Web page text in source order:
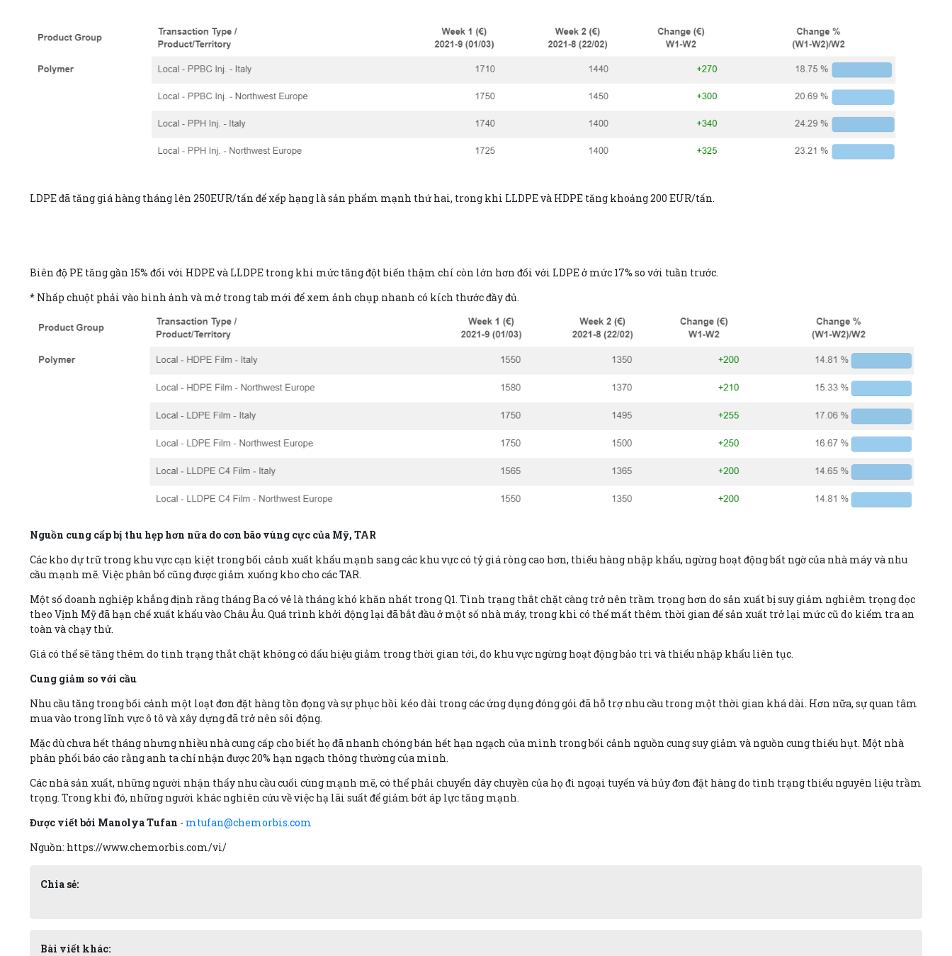
LDPE đã tăng giá hàng tháng lên 250EUR/tấn để xếp hạng là sản phẩm mạnh thứ hai, trong khi LLDPE và HDPE tăng khoảng 200 EUR/tấn.
Biên độ PE tăng gần 15% đối với HDPE và LLDPE trong khi mức tăng đột biến thậm chí còn lớn hơn đối với LDPE ở mức 17% so với tuần trước.
* Nhấp chuột phải vào hình ảnh và mở trong tab mới để xem ảnh chụp nhanh có kích thước đầy đủ.
Nguồn cung cấp bị thu hẹp hơn nữa do cơn bão vùng cực của Mỹ, TAR
Các kho dự trữ trong khu vực cạn kiệt trong bối cảnh xuất khẩu mạnh sang các khu vực có tỷ giá ròng cao hơn, thiếu hàng nhập khẩu, ngừng hoạt động bất ngờ của nhà máy và nhu
cầu mạnh mẽ. Việc phân bổ cũng được giảm xuống kho cho các TAR.
Một số doanh nghiệp khẳng định rằng tháng Ba có vẻ là tháng khó khăn nhất trong Q1. Tình trạng thắt chặt càng trở nên trầm trọng hơn do sản xuất bị suy giảm nghiêm trọng dọc
theo Vịnh Mỹ đã hạn chế xuất khẩu vào Châu Âu. Quá trình khởi động lại đã bắt đầu ở một số nhà máy, trong khi có thể mất thêm thời gian để sản xuất trở lại mức cũ do kiểm tra an
toàn và chạy thử.
Giá có thể sẽ tăng thêm do tình trạng thắt chặt không có dấu hiệu giảm trong thời gian tới, do khu vực ngừng hoạt động bảo trì và thiếu nhập khẩu liên tục.
Cung giảm so với cầu
Nhu cầu tăng trong bối cảnh một loạt đơn đặt hàng tồn đọng và sự phục hồi kéo dài trong các ứng dụng đóng gói đã hỗ trợ nhu cầu trong một thời gian khá dài. Hơn nữa, sự quan tâm
mua vào trong lĩnh vực ô tô và xây dựng đã trở nên sôi động.
Mặc dù chưa hết tháng nhưng nhiều nhà cung cấp cho biết họ đã nhanh chóng bán hết hạn ngạch của mình trong bối cảnh nguồn cung suy giảm và nguồn cung thiếu hụt. Một nhà
phân phối báo cáo rằng anh ta chỉ nhận được 20% hạn ngạch thông thường của mình.
Các nhà sản xuất, những người nhận thấy nhu cầu cuối cùng mạnh mẽ, có thể phải chuyển dây chuyền của họ đi ngoại tuyến và hủy đơn đặt hàng do tình trạng thiếu nguyên liệu trầm
trọng. Trong khi đó, những người khác nghiên cứu về việc hạ lãi suất để giảm bớt áp lực tăng mạnh.
Được viết bởi Manolya Tufan - mtufan@chemorbis.com
Nguồn: https://www.chemorbis.com/vi/
Chia sẻ:
Bài viết khác: